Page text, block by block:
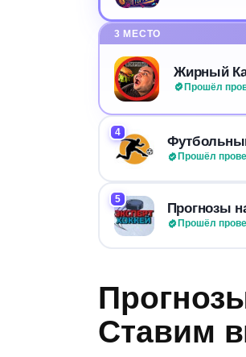
3 МЕСТО
Жирный
Прошёл
4
Прошёл
5
Прогнозы
Прошёл
Ставим